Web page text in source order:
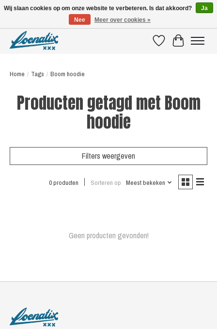
VerlanglijstWinkelwagen
Home / Tags / Boom hoodie
Producten getagd met Boom
hoodie
Filters weergeven
0 producten Sorteren op Meest bekeken
Geen producten gevonden!
Wij slaan cookies op om onze website te verbeteren. Is dat akkoord?
Ja
Nee
Meer over cookies »